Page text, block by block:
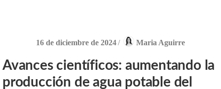
16 de diciembre de 2024/ Maria Aguirre
Avances científicos: aumentando la
producción de agua potable del